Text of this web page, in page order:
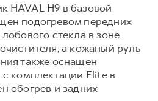
HAVAL H9 в базовой
подогревом передних
стекла в зоне
а кожаный руль
также оснащен
комплектации Elite в
обогрев и задних